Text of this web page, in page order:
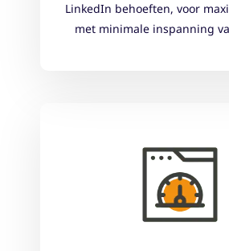
LinkedIn behoeften, voor
met minimale inspanning